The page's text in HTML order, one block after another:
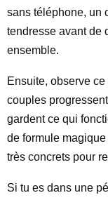
sans téléphone, un
tendresse avant de
ensemble.
Ensuite, observe
couples
gardent ce qui
de formule
très concrets pour
Si tu es dans une